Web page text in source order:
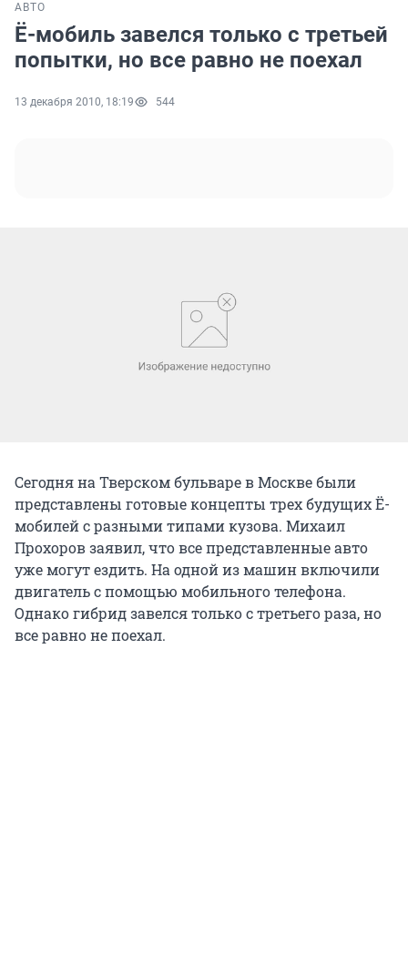
АВТО
Ё-мобиль завелся только с третьей
попытки, но все равно не поехал
13 декабря 2010, 18:19 544
Сегодня на Тверском бульваре в Москве были
представлены готовые концепты трех будущих Ё-
мобилей с разными типами кузова. Михаил
Прохоров заявил, что все представленные авто
уже могут ездить. На одной из машин включили
двигатель с помощью мобильного телефона.
Однако гибрид завелся только с третьего раза, но
все равно не поехал.